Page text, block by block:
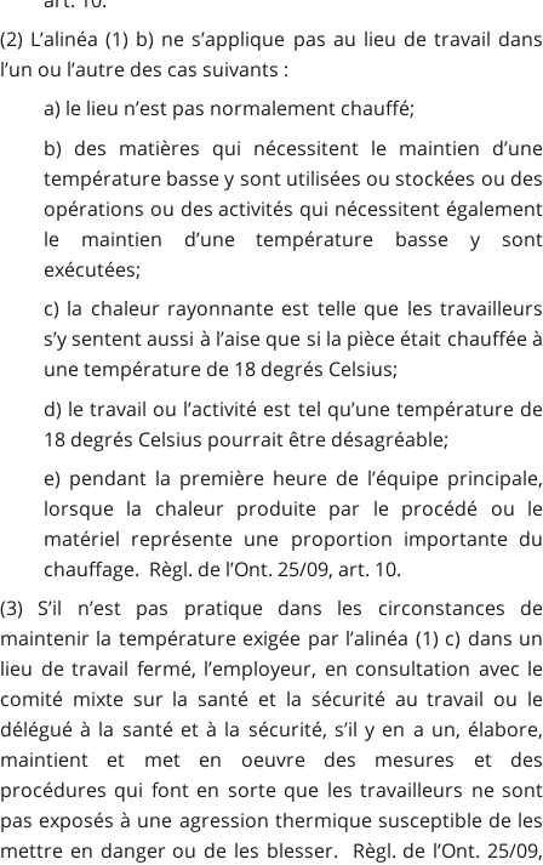
(2) L’alinéa (1) b) ne s’applique pas au lieu de travail dans
l’un ou l’autre des cas suivants :
a) le lieu n’est pas normalement chauffé;
b) des matières qui nécessitent le maintien d’une
température basse y sont utilisées ou stockées ou des
opérations ou des activités qui nécessitent également
le maintien d’une température basse y sont
exécutées;
c) la chaleur rayonnante est telle que les travailleurs
s’y sentent aussi à l’aise que si la pièce était chauffée à
une température de 18 degrés Celsius;
d) le travail ou l’activité est tel qu’une température de
18 degrés Celsius pourrait être désagréable;
e) pendant la première heure de l’équipe principale,
lorsque la chaleur produite par le procédé ou le
matériel représente une proportion importante du
chauffage. Règl. de l’Ont. 25/09, art. 10.
(3) S’il n’est pas pratique dans les circonstances de
maintenir la température exigée par l’alinéa (1) c) dans un
lieu de travail fermé, l’employeur, en consultation avec le
comité mixte sur la santé et la sécurité au travail ou le
délégué à la santé et à la sécurité, s’il y en a un, élabore,
maintient et met en oeuvre des mesures et des
procédures qui font en sorte que les travailleurs ne sont
pas exposés à une agression thermique susceptible de les
mettre en danger ou de les blesser. Règl. de l’Ont. 25/09,